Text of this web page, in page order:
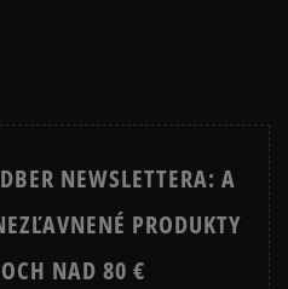
NEW BALANCE 740
NIKE AIR FORCE 1
NIKE AIR FORCE 1 LV8
NEWSLETTERA: A
PRODUKTY
NAD 80 €